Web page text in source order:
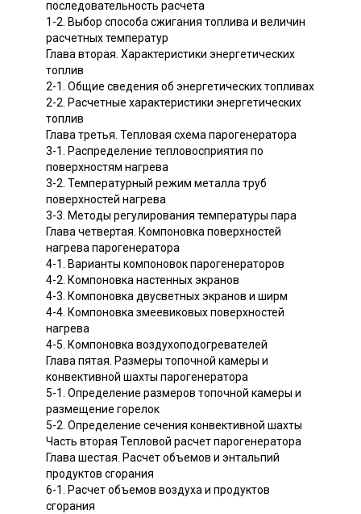
последовательность расчета
1-2. Выбор способа сжигания топлива и величин
расчетных температур
Глава вторая. Характеристики энергетических
топлив
2-1. Общие сведения об энергетических топливах
2-2. Расчетные характеристики энергетических
топлив
Глава третья. Тепловая схема парогенератора
3-1. Распределение тепловосприятия по
поверхностям нагрева
3-2. Температурный режим металла труб
поверхностей нагрева
3-3. Методы регулирования температуры пара
Глава четвертая. Компоновка поверхностей
нагрева парогенератора
4-1. Варианты компоновок парогенераторов
4-2. Компоновка настенных экранов
4-3. Компоновка двусветных экранов и ширм
4-4. Компоновка змеевиковых поверхностей
нагрева
4-5. Компоновка воздухоподогревателей
Глава пятая. Размеры топочной камеры и
конвективной шахты парогенератора
5-1. Определение размеров топочной камеры и
размещение горелок
5-2. Определение сечения конвективной шахты
Часть вторая Тепловой расчет парогенератора
Глава шестая. Расчет объемов и энтальпий
продуктов сгорания
6-1. Расчет объемов воздуха и продуктов
сгорания